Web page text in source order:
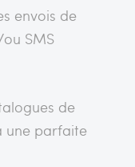
envois de
SMS
de
une parfaite